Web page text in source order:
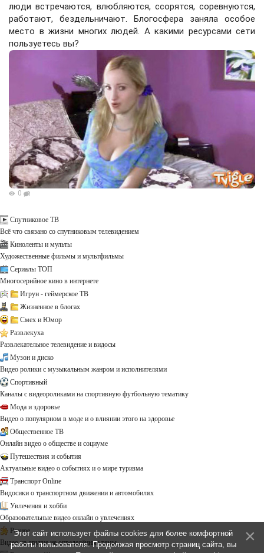
люди встречаются, влюбляются, ссорятся, соревнуются,
работают, бездельничают. Блогосфера заняла особое
место в жизни многих людей. А какими ресурсами сети
пользуетесь вы?
0
Спутниковое ТВ
Всё что связано со спутниковым телевидением
Киноленты и мульты
Художественные фильмы и мультфильмы
Сериалы ТОП
Многосерийное кино в интернете
Игрун - геймерское ТВ
Жизненное в блогах
Смех и Юмор
Развлекуха
Развлекательное телевидение и видосы
Музон и диско
Видео ролики с музыкальным жанром и исполнителями
Спортивный
Каналы с видеороликами на спортивную футбольную тематику
Мода и здоровье
Видео о популярном в моде и о влиянии этого на здоровье
Общественное ТВ
Онлайн видео о обществе и социуме
Путешествия и события
Актуальные видео о событиях и о мире туризма
Транспорт Online
Видосики о транспортном движении и автомобилях
Увлечения и хобби
Образовательные видео онлайн о увлечениях
Разное
Видео на другие не определённые темы ...
Этот сайт использует файлы cookies для более комфортной
работы пользователя. Продолжая просмотр страниц сайта, вы